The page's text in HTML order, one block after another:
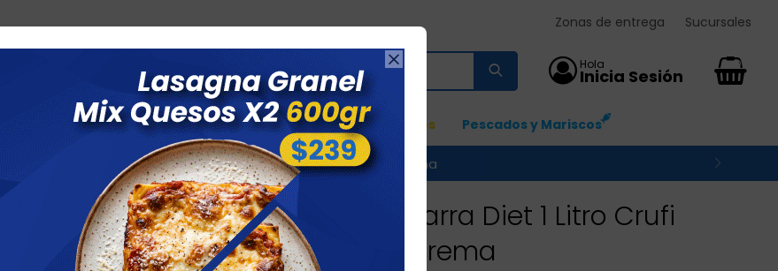

a $ 1500 costo de envío $60 *Puede Variar según su zona
Blog Ofertas Promociones Nuevos Ingresos Pescados y Mariscos
0
Zonas de entrega Sucursales
Barra Diet 1 Litro Crufi
Crema